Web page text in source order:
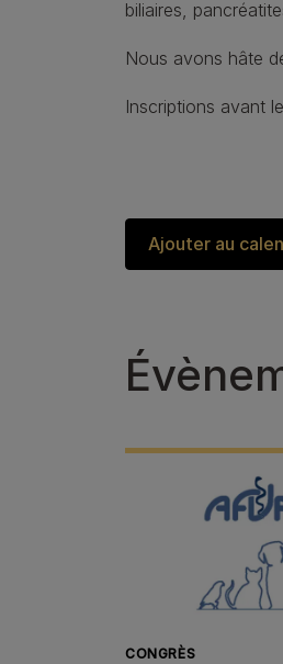
biliaires,
Nous avons hâte
Inscriptions avant
Ajouter au
CONGRÈS